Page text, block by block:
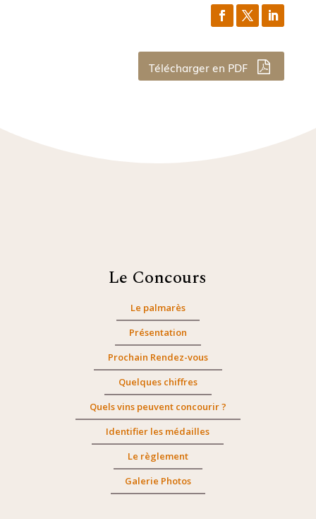
Télécharger en PDF
Le Concours
Le palmarès
Présentation
Prochain Rendez-vous
Quelques chiffres
Quels vins peuvent concourir ?
Identifier les médailles
Le règlement
Galerie Photos